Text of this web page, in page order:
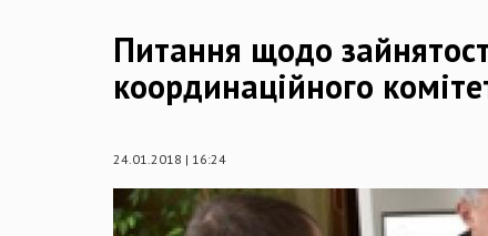
Питання щодо
координаційного
24.01.2018 | 16:24